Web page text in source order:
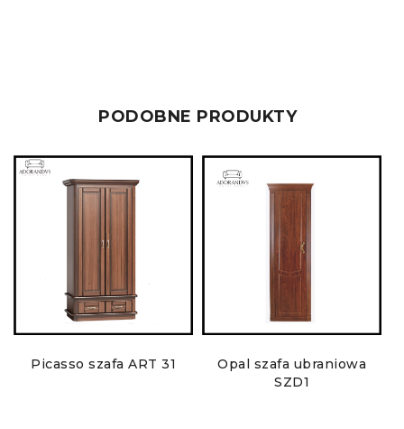
PODOBNE PRODUKTY
Picasso szafa ART 31
Opal szafa ubraniowa
SZD1